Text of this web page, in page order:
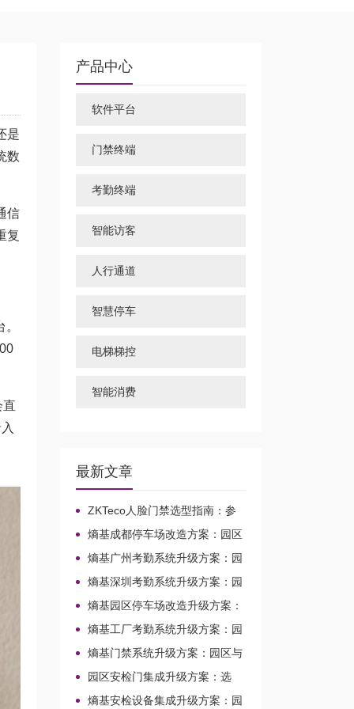
是
数
信
复
直
产品中心
软件平台
门禁终端
考勤终端
智能访客
人行通道
智慧停车
电梯梯控
智能消费
最新文章
ZKTeco人脸门禁选型指南：参
数、接线
熵基成都停车场改造方案：园区
与校园出入口升级整合
熵基广州考勤系统升级方案：园
区校园场景的兼容改造路径
熵基深圳考勤系统升级方案：园
区与校园场景改造整合
熵基园区停车场改造升级方案：
面向校园园区的车行出入口整合路
熵基工厂考勤系统升级方案：园
区与校园场景兼容改造路径
熵基门禁系统升级方案：园区与
校园场景的改造整合路径
园区安检门集成升级方案：选
型、对接与改造路径
熵基安检设备集成升级方案：园